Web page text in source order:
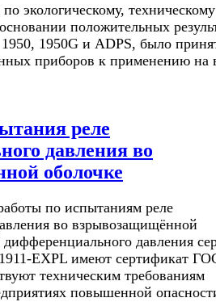
экологическому,
положительных
1950G и ADPS, было
приборов к применению на
реле
давления во
оболочке
по испытаниям реле
во взрывозащищённой
дифференциального давления
EXPL имеют сертификат
техническим требованиям
повышенной